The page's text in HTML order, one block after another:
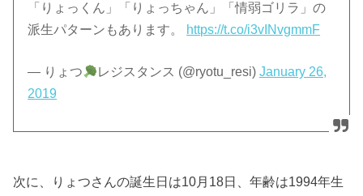
「りょっくん」「りょっちゃん」「情弱ゴリラ」の
派生パターンもあります。
https://t.co/i3vINvgmmF
— りょつ レジスタンス (@ryotu_resi) January 26,
2019
次に、りょつさんの誕生日は10月18日、年齢は1994年生